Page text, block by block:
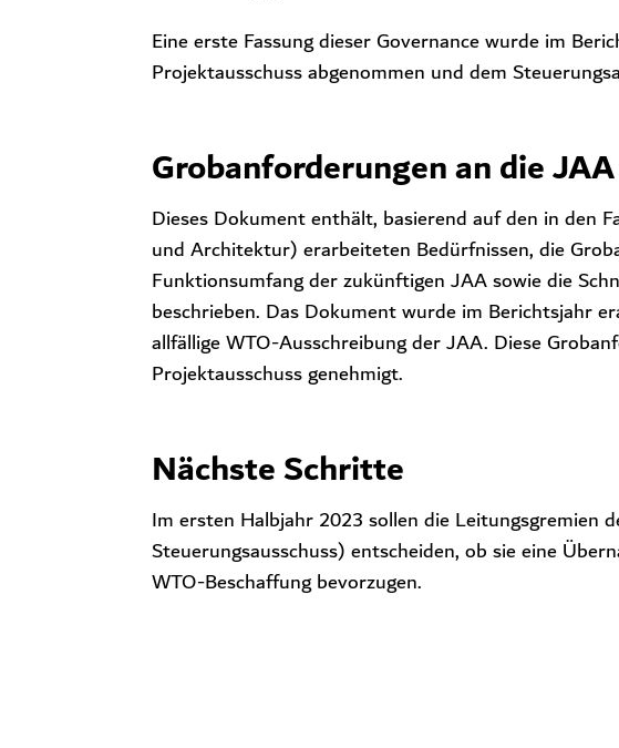
Eine erste Fassung dieser Governance wurde im
Projektausschuss abgenommen und dem
Grobanforderungen an die JAA
Dieses Dokument enthält, basierend auf den in den
und Architektur) erarbeiteten Bedürfnissen, die
Funktionsumfang der zukünftigen JAA sowie die
beschrieben. Das Dokument wurde im Berichtsjahr
allfällige WTO-Ausschreibung der JAA. Diese
Projektausschuss genehmigt.
Nächste Schritte
Im ersten Halbjahr 2023 sollen die Leitungsgremien
Steuerungsausschuss) entscheiden, ob sie eine
WTO-Beschaffung bevorzugen.